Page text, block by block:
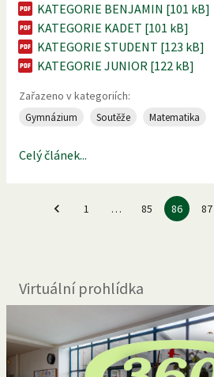
KATEGORIE BENJAMIN [101 kB]
KATEGORIE KADET [101 kB]
KATEGORIE STUDENT [123 kB]
KATEGORIE JUNIOR [122 kB]
Zařazeno v kategoriích:
Gymnázium Soutěže Matematika
Celý článek...
1 … 85 86 87
Virtuální prohlídka